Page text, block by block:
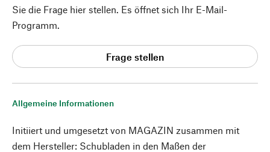
Allgemeine Informationen
Initiiert und umgesetzt von MAGAZIN zusammen mit
dem Hersteller: Schubladen in den Maßen der
Sie die Frage hier stellen. Es öffnet sich Ihr E-Mail-
Programm.
Frage stellen